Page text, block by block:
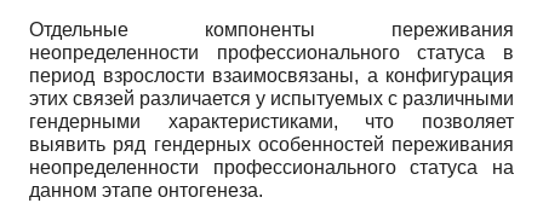
Отдельные компоненты переживания
неопределенности профессионального статуса в
период взрослости взаимосвязаны, а конфигурация
этих связей различается у испытуемых с различными
гендерными характеристиками, что позволяет
выявить ряд гендерных особенностей переживания
неопределенности профессионального статуса на
данном этапе онтогенеза.